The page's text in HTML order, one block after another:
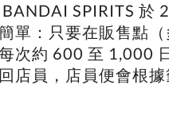
SPIRITS 於
單：只要在販售點
次約 600 至 1,000
店員，店員便會根